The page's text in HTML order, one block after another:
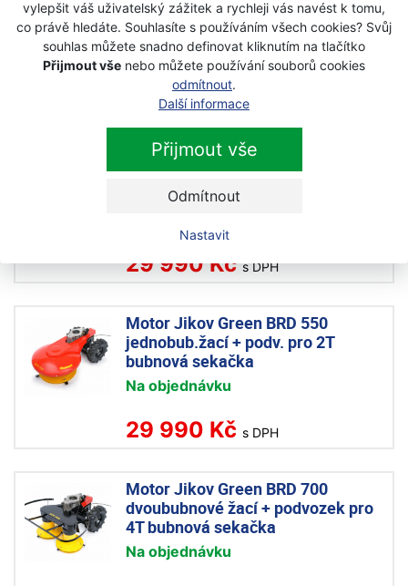
vylepšit váš uživatelský zážitek a rychleji vás navést k tomu,
co právě hledáte. Souhlasíte s používáním všech cookies? Svůj
souhlas můžete snadno definovat kliknutím na tlačítko
Přijmout vše nebo můžete používání souborů cookies
odmítnout.
Další informace
Přijmout vše
Odmítnout
Nastavit
Další produkty z kategorie
podvozkové sestavy
Motor Jikov Green BDR 550
jednobub. žací + podv. pro 4T
jednobubnová sekačka
29 990 Kč s DPH
Motor Jikov Green BRD 550
jednobub.žací + podv. pro 2T
bubnová sekačka
Na objednávku
29 990 Kč s DPH
Motor Jikov Green BRD 700
dvoububnové žací + podvozek pro
4T bubnová sekačka
Na objednávku